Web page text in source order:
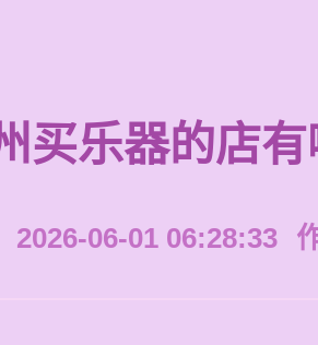
买乐器的店
2026-06-01 06:28:33